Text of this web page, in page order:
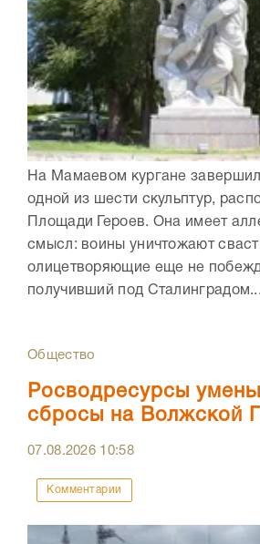
На Мамаевом кургане
одной из шести скульптур,
Площади Героев. Она имеет
смысл: воины уничтожают
олицетворяющие еще не
получивший под Сталинградом...
Общество
Росводресурсы
сбросы на Волжской
07.08.2026 10:58
Комментарии